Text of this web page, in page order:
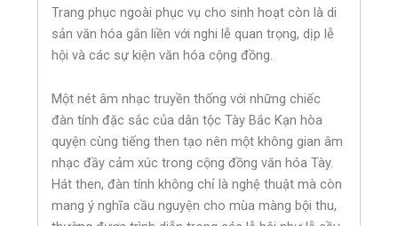
Trang phục ngoài phục vụ cho sinh hoạt còn là di
sản văn hóa gắn liền với nghi lễ quan trọng, dịp lễ
hội và các sự kiện văn hóa cộng đồng.
Một nét âm nhạc truyền thống với những chiếc
đàn tính đặc sắc của dân tộc Tày Bắc Kạn hòa
quyện cùng tiếng then tạo nên một không gian âm
nhạc đầy cảm xúc trong cộng đồng văn hóa Tày.
Hát then, đàn tính không chỉ là nghệ thuật mà còn
mang ý nghĩa cầu nguyện cho mùa màng bội thu,